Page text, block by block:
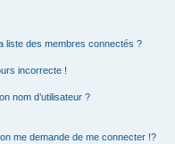
liste des membres connectés ?
incorrecte !
nom d’utilisateur ?
me demande de me connecter !?